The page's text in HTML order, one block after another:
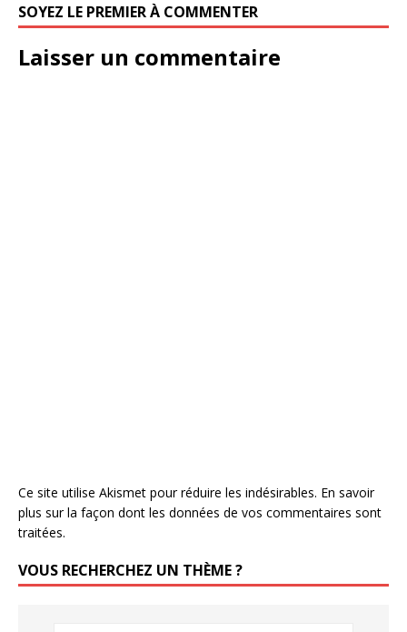
SOYEZ LE PREMIER À COMMENTER
Laisser un commentaire
Ce site utilise Akismet pour réduire les indésirables. En savoir
plus sur la façon dont les données de vos commentaires sont
traitées.
VOUS RECHERCHEZ UN THÈME ?